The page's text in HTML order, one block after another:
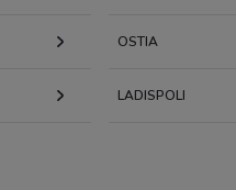
OSTIA
LADISPOLI